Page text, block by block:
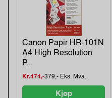
Canon Papir HR-101N
A4 High Resolution
P...
Kr.474,-379,- Eks. Mva.
Kjøp